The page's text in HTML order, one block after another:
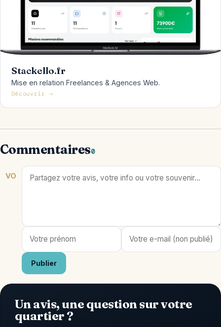
Stackello.fr
Mise en relation Freelances & Agences Web.
Découvrir →
Commentaires0
VO
Publier
Un avis, une question sur votre
quartier ?